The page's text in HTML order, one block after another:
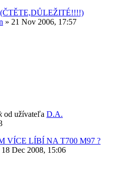
» 21 Nov 2006, 17:57
od užívateľa D.A.
VÍCE LÍBÍ NA T700 M97 ?
18 Dec 2008, 15:06